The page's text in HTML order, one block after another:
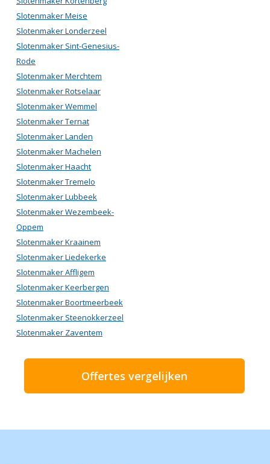
Slotenmaker Meise
Slotenmaker Londerzeel
Slotenmaker Sint-Genesius-
Rode
Slotenmaker Merchtem
Slotenmaker Rotselaar
Slotenmaker Wemmel
Slotenmaker Ternat
Slotenmaker Landen
Slotenmaker Machelen
Slotenmaker Haacht
Slotenmaker Tremelo
Slotenmaker Lubbeek
Slotenmaker Wezembeek-
Oppem
Slotenmaker Kraainem
Slotenmaker Liedekerke
Slotenmaker Affligem
Slotenmaker Keerbergen
Slotenmaker Boortmeerbeek
Slotenmaker Steenokkerzeel
Slotenmaker Zaventem
Offertes vergelijken